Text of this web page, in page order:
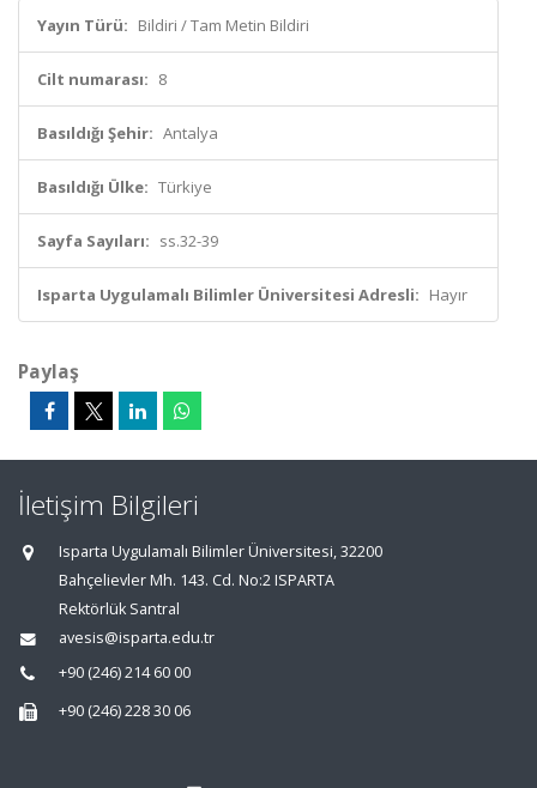
Yayın Türü: Bildiri / Tam Metin Bildiri
Cilt numarası: 8
Basıldığı Şehir: Antalya
Basıldığı Ülke: Türkiye
Sayfa Sayıları: ss.32-39
Isparta Uygulamalı Bilimler Üniversitesi Adresli: Hayır
Paylaş
İletişim Bilgileri
Isparta Uygulamalı Bilimler Üniversitesi, 32200
Bahçelievler Mh. 143. Cd. No:2 ISPARTA
Rektörlük Santral
avesis@isparta.edu.tr
+90 (246) 214 60 00
+90 (246) 228 30 06